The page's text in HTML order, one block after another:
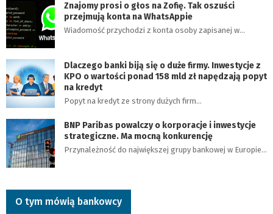
Znajomy prosi o głos na Zofię. Tak oszuści
przejmują konta na WhatsAppie
Wiadomość przychodzi z konta osoby zapisanej w…
Dlaczego banki biją się o duże firmy. Inwestycje z
KPO o wartości ponad 158 mld zł napędzają popyt
na kredyt
Popyt na kredyt ze strony dużych firm…
BNP Paribas powalczy o korporacje i inwestycje
strategiczne. Ma mocną konkurencję
Przynależność do największej grupy bankowej w Europie…
O tym mówią bankowcy